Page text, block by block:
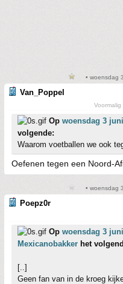
• woensdag
Van_Poppel
Op woensdag 3
volgende:
Waarom voetballen we ook
Oefenen tegen een Noord-
• woensdag
Poepz0r
Op woensdag 3
Mexicanobakker het
[..]
Geen fan van in de kroeg